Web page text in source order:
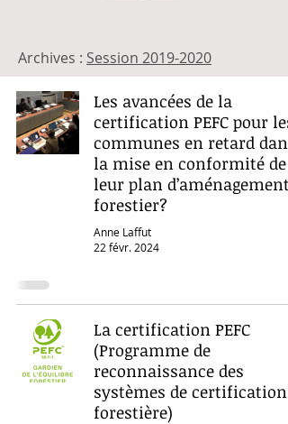
Les avancées de la
certification PEFC pour les
communes en retard dans
la mise en conformité de
leur plan d’aménagement
forestier?
Anne Laffut
22 févr. 2024
La certification PEFC
(Programme de
reconnaissance des
systèmes de certification
forestière)
Archives : Session 2019-2020